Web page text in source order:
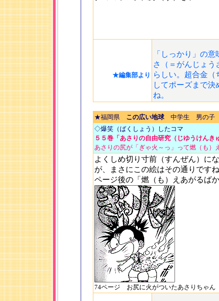
★編集部より
「しっかり」の
さ（＝がんじょう
らしい。超合金（
してポーズまで
ね。
★福岡県 この広い地球中学生 男の子
◇爆笑（ばくしょう）したコマ
５５巻「あさりの自由研究（じゆうけんき
あさりの尻が「ぎゃ火～っ」って燃（も）
よくしめ切り寸前（すんぜん）に
が、まさにこの絵はその通りです
ページ後の「燃（も）えあがるば
74ページ お尻に火がついたあさりちゃん